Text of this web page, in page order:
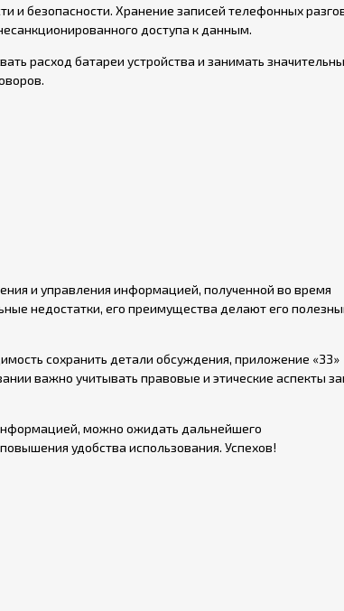
и безопасности. Хранение записей телефонных
доступа к данным.
расход батареи устройства и занимать
и управления информацией, полученной во время
недостатки, его преимущества делают его
сохранить детали обсуждения, приложение «ЗЗ»
важно учитывать правовые и этические аспекты
можно ожидать дальнейшего
удобства использования. Успехов!